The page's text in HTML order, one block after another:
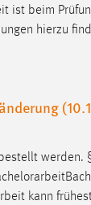
In § 5 Abs. 1
durch
2 und 3